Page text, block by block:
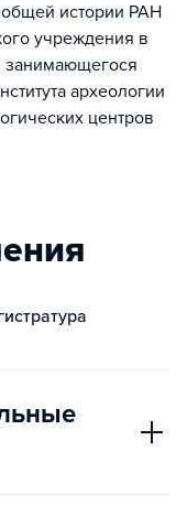
истории РАН
учреждения в
занимающегося
археологии
центров